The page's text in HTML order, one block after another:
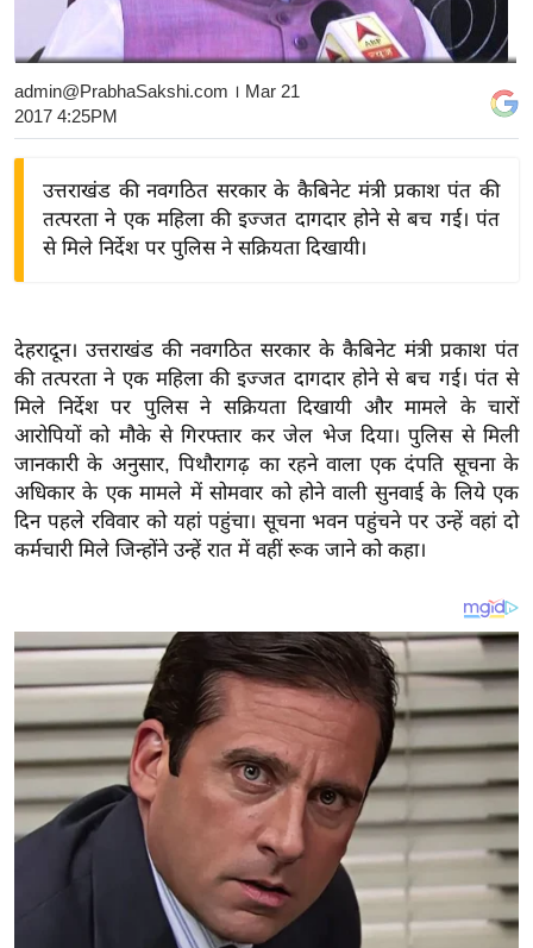
य
बि
ज़
द्यो
ग
त
वि
शे
ष
ज्ञ
रा
ज
ट
खे
ल
क्रि
के
ट
admin@PrabhaSakshi.com । Mar 21
2017 4:25PM
उत्तराखंड की नवगठित सरकार के कैबिनेट मंत्री प्रकाश पंत की
तत्परता ने एक महिला की इज्जत दागदार होने से बच गई। पंत
से मिले निर्देश पर पुलिस ने सक्रियता दिखायी।
देहरादून। उत्तराखंड की नवगठित सरकार के कैबिनेट मंत्री प्रकाश पंत
की तत्परता ने एक महिला की इज्जत दागदार होने से बच गई। पंत से
मिले निर्देश पर पुलिस ने सक्रियता दिखायी और मामले के चारों
आरोपियों को मौके से गिरफ्तार कर जेल भेज दिया। पुलिस से मिली
जानकारी के अनुसार, पिथौरागढ़ का रहने वाला एक दंपति सूचना के
अधिकार के एक मामले में सोमवार को होने वाली सुनवाई के लिये एक
दिन पहले रविवार को यहां पहुंचा। सूचना भवन पहुंचने पर उन्हें वहां दो
कर्मचारी मिले जिन्होंने उन्हें रात में वहीं रूक जाने को कहा।